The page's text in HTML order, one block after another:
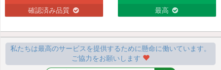
確認済み品質 最高
私たちは最高のサービスを提供するために懸命に働いています。
ご協力をお願いします